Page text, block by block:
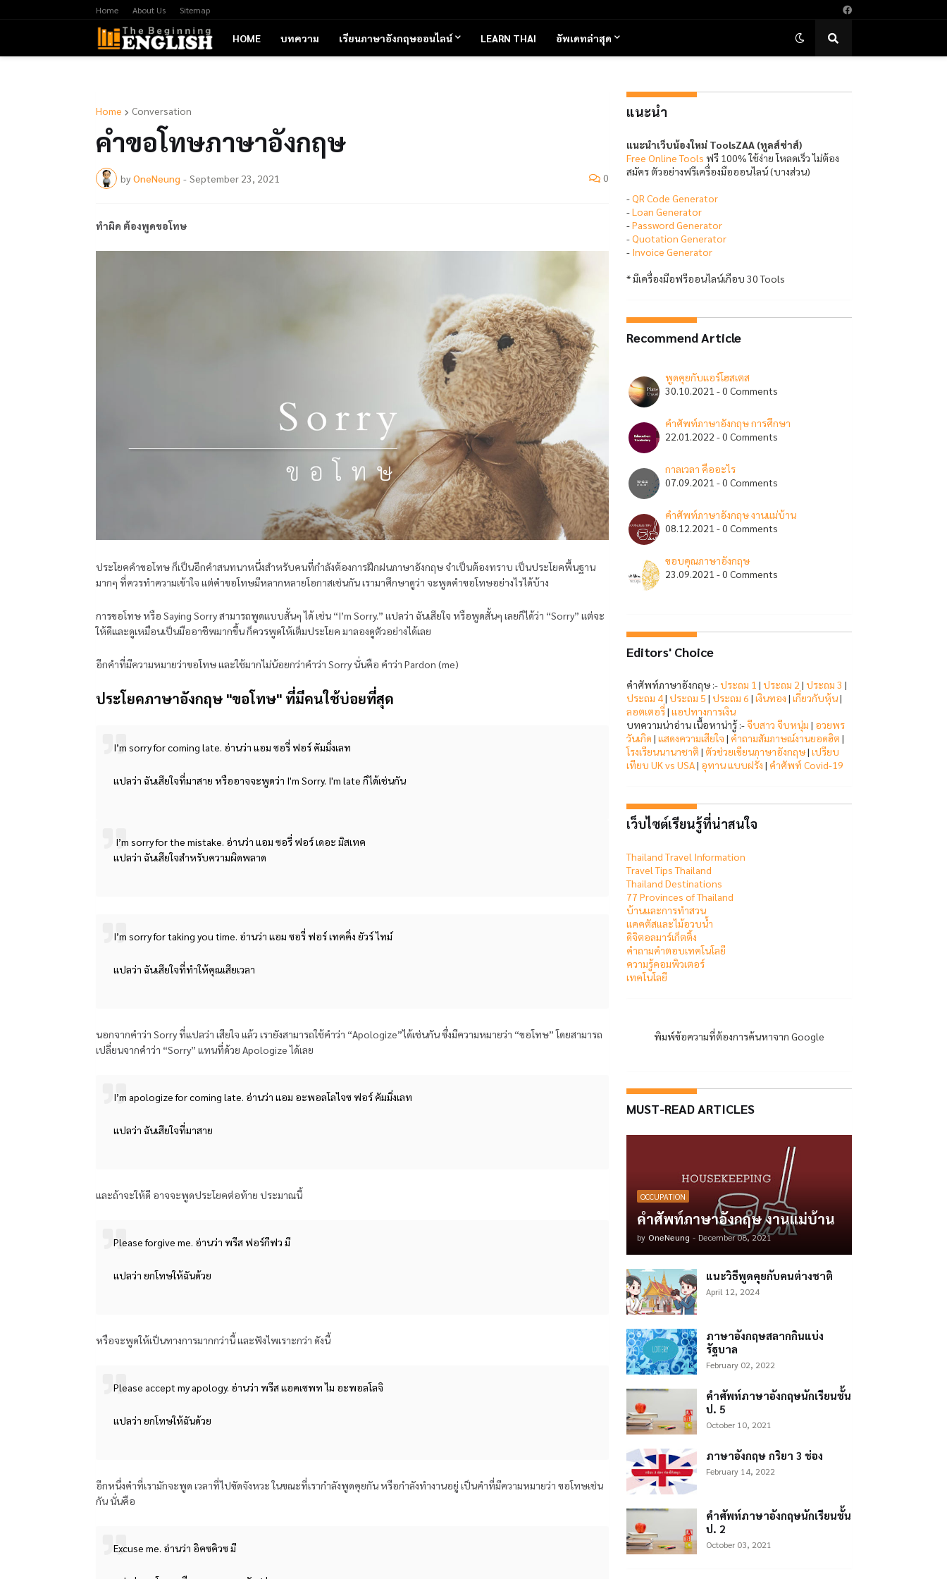
Home About Us Sitemap
HOME บทความ เรียนภาษาอังกฤษออนไลน์ LEARN THAI อัพเดทล่าสุด
Home Conversation
คำขอโทษภาษาอังกฤษ
by OneNeung - September 23, 2021 0
ทำผิด ต้องพูดขอโทษ
ประโยคคำขอโทษ ก็เป็นอีกคำสนทนาหนึ่งสำหรับคนที่กำลังต้องการฝึกฝนภาษาอังกฤษ จำเป็นต้องทราบ เป็นประโยคพื้นฐาน
มากๆ ที่ควรทำความเข้าใจ แต่คำขอโทษมีหลากหลายโอกาสเช่นกัน เรามาศึกษาดูว่า จะพูดคำขอโทษอย่างไรได้บ้าง
การขอโทษ หรือ Saying Sorry สามารถพูดแบบสั้นๆ ได้ เช่น “I’m Sorry.” แปลว่า ฉันเสียใจ หรือพูดสั้นๆ เลยก็ได้ว่า “Sorry” แต่จะ
ให้ดีและดูเหมือนเป็นมืออาชีพมากขึ้น ก็ควรพูดให้เต็มประโยค มาลองดูตัวอย่างได้เลย
อีกคำที่มีความหมายว่าขอโทษ และใช้มากไม่น้อยกว่าคำว่า Sorry นั่นคือ คำว่า Pardon (me)
ประโยคภาษาอังกฤษ "ขอโทษ" ที่มีคนใช้บ่อยที่สุด
I’m sorry for coming late. อ่านว่า แอม ซอรี่ ฟอร์ คัมมิ่งเลท
แปลว่า ฉันเสียใจที่มาสาย หรืออาจจะพูดว่า I'm Sorry. I'm late ก็ได้เช่นกัน
I’m sorry for the mistake. อ่านว่า แอม ซอรี่ ฟอร์ เดอะ มิสเทค
แปลว่า ฉันเสียใจสำหรับความผิดพลาด
I’m sorry for taking you time. อ่านว่า แอม ซอรี่ ฟอร์ เทคคิ่ง ยัวร์ ไทม์
แปลว่า ฉันเสียใจที่ทำให้คุณเสียเวลา
นอกจากคำว่า Sorry ที่แปลว่า เสียใจ แล้ว เรายังสามารถใช้คำว่า “Apologize”ได้เช่นกัน ซึ่งมีความหมายว่า “ขอโทษ” โดยสามารถ
เปลี่ยนจากคำว่า “Sorry” แทนที่ด้วย Apologize ได้เลย
I’m apologize for coming late. อ่านว่า แอม อะพอลโลไจซ ฟอร์ คัมมิ่งเลท
แปลว่า ฉันเสียใจที่มาสาย
และถ้าจะให้ดี อาจจะพูดประโยคต่อท้าย ประมาณนี้
Please forgive me. อ่านว่า พรีส ฟอร์กีฟว มี
แปลว่า ยกโทษให้ฉันด้วย
หรือจะพูดให้เป็นทางการมากกว่านี้ และฟังไพเราะกว่า ดังนี้
Please accept my apology. อ่านว่า พรีส แอคเซพท ไม อะพอลโลจิ
แปลว่า ยกโทษให้ฉันด้วย
อีกหนึ่งคำที่เรามักจะพูด เวลาที่ไปขัดจังหวะ ในขณะที่เรากำลังพูดคุยกัน หรือกำลังทำงานอยู่ เป็นคำที่มีความหมายว่า ขอโทษเช่น
กัน นั่นคือ
Excuse me. อ่านว่า อิคซคิวซ มี
แนะนำ
แนะนำเว็บน้องใหม่ ToolsZAA (ทูลส์ซ่าส์)
Free Online Tools ฟรี 100% ใช้ง่าย โหลดเร็ว ไม่ต้อง
สมัคร ตัวอย่างฟรีเครื่องมือออนไลน์ (บางส่วน)
-QR Code Generator
-Loan Generator
-Password Generator
-Quotation Generator
- Invoice Generator
* มีเครื่องมือฟรีออนไลน์เกือบ 30 Tools
Recommend Article
พูดคุยกับแอร์โฮสเตส
30.10.2021 - 0 Comments
คำศัพท์ภาษาอังกฤษ การศึกษา
22.01.2022 - 0 Comments
กาลเวลา คืออะไร
07.09.2021 - 0 Comments
คำศัพท์ภาษาอังกฤษ งานแม่บ้าน
08.12.2021 - 0 Comments
ขอบคุณภาษาอังกฤษ
23.09.2021 - 0 Comments
Editors' Choice
คำศัพท์ภาษาอังกฤษ :-ประถม 1 | ประถม 2 | ประถม 3 |
ประถม 4| ประถม 5 | ประถม 6 | เงินทอง | เกี่ยวกับหุ้น|
ลอตเตอรี่| แอปทางการเงิน
บทความน่าอ่าน เนื้อหาน่ารู้ :- จีบสาว จีบหนุ่ม | อวยพร
วันเกิด | แสดงความเสียใจ | คำถามสัมภาษณ์งานยอดฮิต |
โรงเรียนนานาชาติ | ตัวช่วยเขียนภาษาอังกฤษ| เปรียบ
เทียบ UK vs USA| อุทาน แบบฝรั่ง | คำศัพท์ Covid-19
เว็บไซต์เรียนรู้ที่น่าสนใจ
Thailand Travel Information
Travel Tips Thailand
Thailand Destinations
77 Provinces of Thailand
บ้านและการทำสวน
แคคตัสและไม้อวบน้ำ
ดิจิตอลมาร์เก็ตติ้ง
คำถามคำตอบเทคโนโลยี
ความรู้คอมพิวเตอร์
เทคโนโลยี
พิมพ์ข้อความที่ต้องการค้นหาจาก Google
MUST-READ ARTICLES
OCCUPATION
คำศัพท์ภาษาอังกฤษ งานแม่บ้าน
by OneNeung - December 08, 2021
แนะวิธีพูดคุยกับคนต่างชาติ
April 12, 2024
ภาษาอังกฤษสลากกินแบ่ง
รัฐบาล
February 02, 2022
คำศัพท์ภาษาอังกฤษนักเรียนชั้น
ป. 5
October 10, 2021
ภาษาอังกฤษ กริยา 3 ช่อง
February 14, 2022
คำศัพท์ภาษาอังกฤษนักเรียนชั้น
ป. 2
October 03, 2021